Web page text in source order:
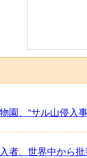
園、“サル山侵入
者、世界中から